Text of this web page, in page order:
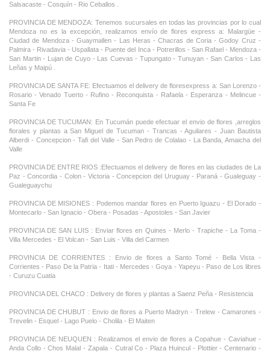
Salsacaste - Cosquín - Rio Ceballos .
PROVINCIA DE MENDOZA: Tenemos sucursales en todas las provincias por lo cual
Mendoza no es la excepción, realizamos envío de flores express a: Malargüe -
Ciudad de Mendoza - Guaymallen - Las Heras - Chacras de Coria - Godoy Cruz -
Palmira - Rivadavia - Uspallata - Puente del Inca - Potrerillos - San Rafael - Mendoza -
San Martin - Lujan de Cuyo - Las Cuevas - Tupungato - Tunuyan - San Carlos - Las
Leñas y Maipú .
PROVINCIA DE SANTA FE: Efectuamos el delivery de floresexpress a: San Lorenzo -
Rosario - Venado Tuerto - Rufino - Reconquista - Rafaela - Esperanza - Melincue -
Santa Fe
PROVINCIA DE TUCUMAN: En Tucumán puede efectuar el envio de flores ,arreglos
florales y plantas a San Miguel de Tucuman - Trancas - Aguilares - Juan Bautista
Alberdi - Concepcion - Tafi del Valle - San Pedro de Colalao - La Banda, Amaicha del
Valle
PROVINCIA DE ENTRE RIOS :Efectuamos el delivery de flores en las ciudades de La
Paz - Concordia - Colon - Victoria - Concepcion del Uruguay - Paraná - Gualeguay -
Gualeguaychu
PROVINCIA DE MISIONES : Podemos mandar flores en Puerto Iguazu - El Dorado -
Montecarlo - San Ignacio - Obera - Posadas - Apostoles - San Javier
PROVINCIA DE SAN LUIS : Enviar flores en Quines - Merlo - Trapiche - La Toma -
Villa Mercedes - El Volcan - San Luis - Villa del Carmen
PROVINCIA DE CORRIENTES : Envio de flores a Santo Tomé - Bella Vista -
Corrientes - Paso De la Patria - Itati - Mercedes - Goya - Yapeyu - Paso de Los libres
- Curuzu Cuatia
PROVINCIA DEL CHACO : Delivery de flores y plantas a Saenz Peña - Resistencia
PROVINCIA DE CHUBUT : Envio de flores a Puerto Madryn - Trelew - Camarones -
Trevelin - Esquel - Lago Puelo - Cholila - El Maiten
PROVINCIA DE NEUQUEN : Realizamos el envio de flores a Copahue - Caviahue -
Anda Collo - Chos Malal - Zapala - Cutral Co - Plaza Huincul - Plottier - Centenario -